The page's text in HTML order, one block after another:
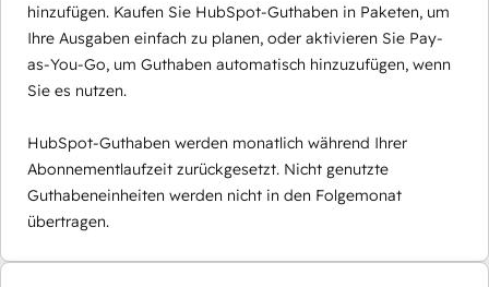
hinzufügen. Kaufen Sie HubSpot-Guthaben in Paketen, um
Ihre Ausgaben einfach zu planen, oder aktivieren Sie Pay-
as-You-Go, um Guthaben automatisch hinzuzufügen, wenn
Sie es nutzen.
HubSpot-Guthaben werden monatlich während Ihrer
Abonnementlaufzeit zurückgesetzt. Nicht genutzte
Guthabeneinheiten werden nicht in den Folgemonat
übertragen.